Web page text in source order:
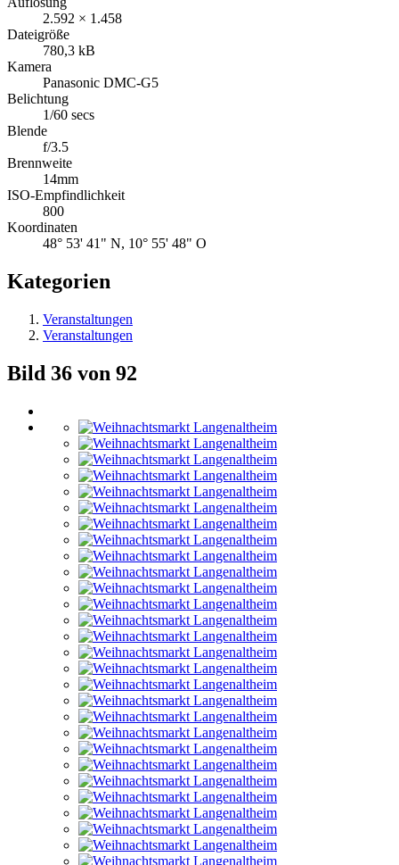
2.592 × 1.458
Dateigröße
780,3 kB
Kamera
Panasonic DMC-G5
Belichtung
1/60 secs
Blende
f/3.5
Brennweite
14mm
ISO-Empfindlichkeit
800
Koordinaten
48° 53' 41" N, 10° 55' 48" O
Kategorien
Veranstaltungen
Veranstaltungen
Bild 36 von 92